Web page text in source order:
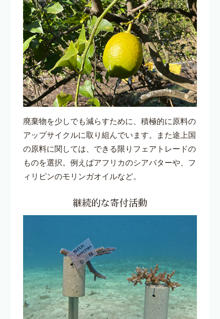
廃棄物を少しでも減らすために、積極的に原料の
アップサイクルに取り組んでいます。また途上国
の原料に関しては、できる限りフェアトレードの
ものを選択。例えばアフリカのシアバターや、フ
ィリピンのモリンガオイルなど。
継続的な寄付活動